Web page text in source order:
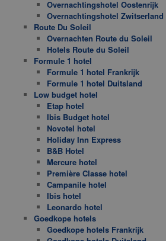
Overnachtingshotel Oostenrijk
Overnachtingshotel Zwitserland
Route Du Soleil
Overnachten Route du Soleil
Hotels Route du Soleil
Formule 1 hotel
Formule 1 hotel Frankrijk
Formule 1 hotel Duitsland
Low budget hotel
Etap hotel
Ibis Budget hotel
Novotel hotel
Holiday Inn Express
B&B Hotel
Mercure hotel
Première Classe hotel
Campanile hotel
Ibis hotel
Leonardo hotel
Goedkope hotels
Goedkope hotels Frankrijk